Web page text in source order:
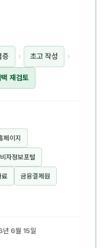
증 › 초고 작성 ›
재검토
페이지
자정보포털
료 금융결제원
6월 15일